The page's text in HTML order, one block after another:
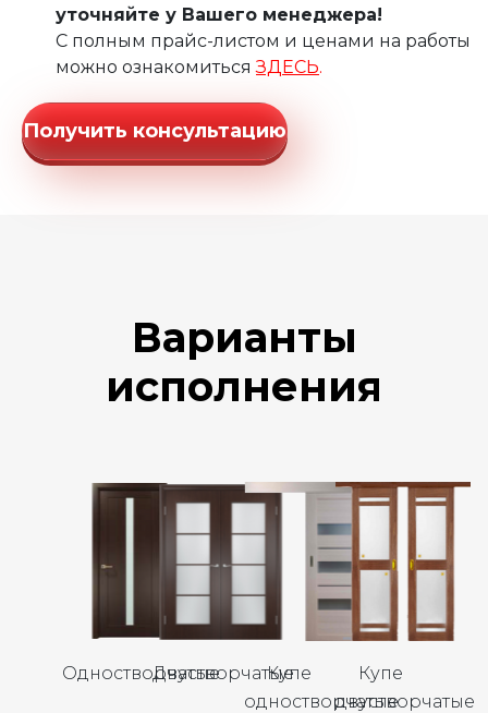
уточняйте у Вашего менеджера!
С полным прайс-листом и ценами на работы
можно ознакомитьсяЗДЕСЬ.
Получить консультацию
Варианты
исполнения
ОдностворчатыеДвустворчатые
Купе
одностворчатые
Купе
двустворчатые